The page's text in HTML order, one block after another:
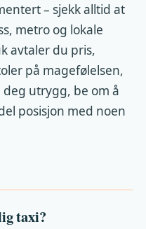
– sjekk alltid at
metro og lokale
avtaler du pris,
på magefølelsen,
utrygg, be om å
posisjon med noen
taxi?